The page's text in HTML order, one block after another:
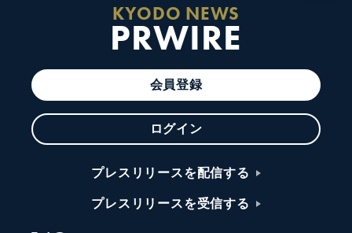
KYODO NEWS
PRWIRE
会員登録
ログイン
プレスリリースを配信する
プレスリリースを受信する